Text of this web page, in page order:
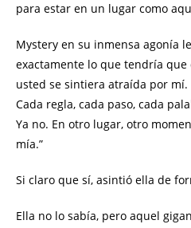
para estar en un lugar como
Mystery en su inmensa agonía
exactamente lo que tendría
usted se sintiera atraída por mí.
Cada regla, cada paso, cada
Ya no. En otro lugar, otro
mía.”
Si claro que sí, asintió ella de
Ella no lo sabía, pero aquel